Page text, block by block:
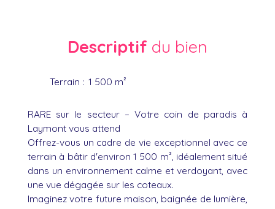
Descriptif du bien
Terrain : 1 500 m²
RARE sur le secteur – Votre coin de paradis à
Laymont vous attend
Offrez-vous un cadre de vie exceptionnel avec ce
terrain à bâtir d'environ 1 500 m², idéalement situé
dans un environnement calme et verdoyant, avec
une vue dégagée sur les coteaux.
Imaginez votre future maison, baignée de lumière,